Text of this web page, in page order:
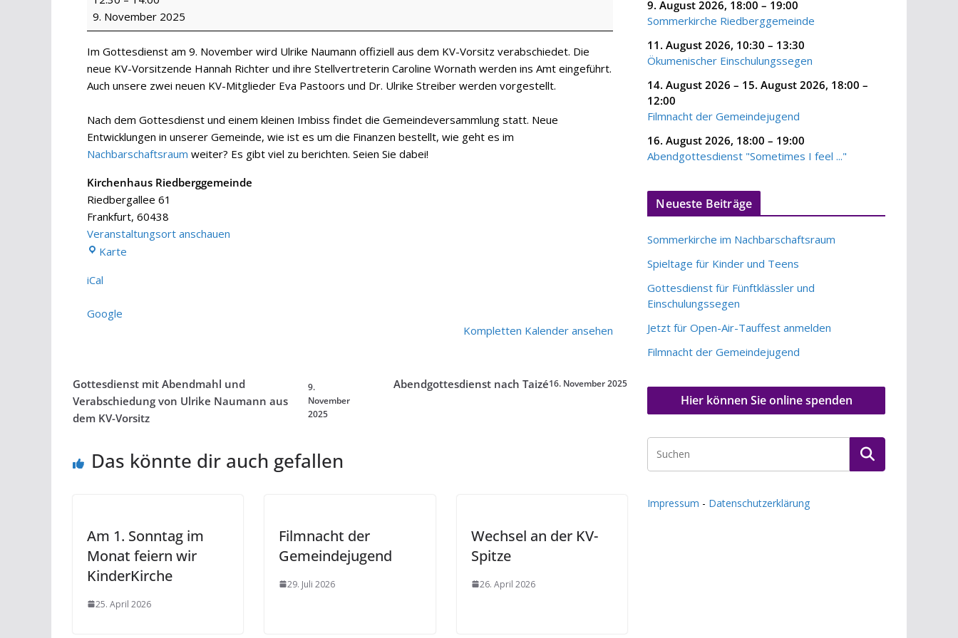
9. November 2025
Im Gottesdienst am 9. November wird Ulrike Naumann offiziell aus dem KV-Vorsitz verabschiedet. Die
neue KV-Vorsitzende Hannah Richter und ihre Stellvertreterin Caroline Wornath werden ins Amt eingeführt.
Auch unsere zwei neuen KV-Mitglieder Eva Pastoors und Dr. Ulrike Streiber werden vorgestellt.
Nach dem Gottesdienst und einem kleinen Imbiss findet die Gemeindeversammlung statt. Neue
Entwicklungen in unserer Gemeinde, wie ist es um die Finanzen bestellt, wie geht es im
Nachbarschaftsraum weiter? Es gibt viel zu berichten. Seien Sie dabei!
Kirchenhaus Riedberggemeinde
Riedbergallee 61
Frankfurt, 60438
Veranstaltungsort anschauen
Karte
iCal
Google
Kompletten Kalender ansehen
Gottesdienst mit Abendmahl und
Verabschiedung von Ulrike Naumann aus
dem KV-Vorsitz
9.
November
2025
Abendgottesdienst nach Taizé16. November 2025
Das könnte dir auch gefallen
Am 1. Sonntag im
Monat feiern wir
KinderKirche
25. April 2026
Filmnacht der
Gemeindejugend
29. Juli 2026
Wechsel an der KV-
Spitze
26. April 2026
9. August 2026, 18:00 – 19:00
Sommerkirche Riedberggemeinde
11. August 2026, 10:30 – 13:30
Ökumenischer Einschulungssegen
14. August 2026 – 15. August 2026, 18:00 –
12:00
Filmnacht der Gemeindejugend
16. August 2026, 18:00 – 19:00
Abendgottesdienst "Sometimes I feel ..."
Neueste Beiträge
Sommerkirche im Nachbarschaftsraum
Spieltage für Kinder und Teens
Gottesdienst für Fünftklässler und
Einschulungssegen
Jetzt für Open-Air-Tauffest anmelden
Filmnacht der Gemeindejugend
Hier können Sie online spenden
Impressum - Datenschutzerklärung